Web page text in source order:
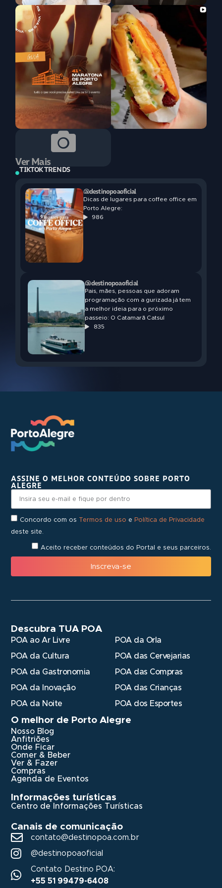
Ver Mais
TIKTOK TRENDS
@destinopoaoficial
Dicas de lugares para coffee office em
Porto Alegre:
986
@destinopoaoficial
Pais, mães, pessoas que adoram
programação com a gurizada já tem
a melhor ideia para o próximo
passeio: O Catamarã Catsul
835
ASSINE O MELHOR CONTEÚDO SOBRE PORTO
ALEGRE
Concordo com os Termos de uso e Política de Privacidade
deste site.
Aceito receber conteúdos do Portal e seus parceiros.
Inscreva-se
Descubra TUA POA
POA ao Ar Livre
POA da Cultura
POA da Gastronomia
POA da Inovação
POA da Noite
POA da Orla
POA das Cervejarias
POA das Compras
POA das Crianças
POA dos Esportes
O melhor de Porto Alegre
Nosso Blog
Anfitriões
Onde Ficar
Comer & Beber
Ver & Fazer
Compras
Agenda de Eventos
Informações turísticas
Centro de Informações Turísticas
Canais de comunicação
contato@destinopoa.com.br
@destinopoaoficial
Contato Destino POA:
+55 51 99479-6408